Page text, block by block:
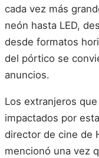
cada vez más
neón hasta LED,
desde formatos
del pórtico se
anuncios.
Los extranjeros
impactados por
director de cine de
mencionó una vez